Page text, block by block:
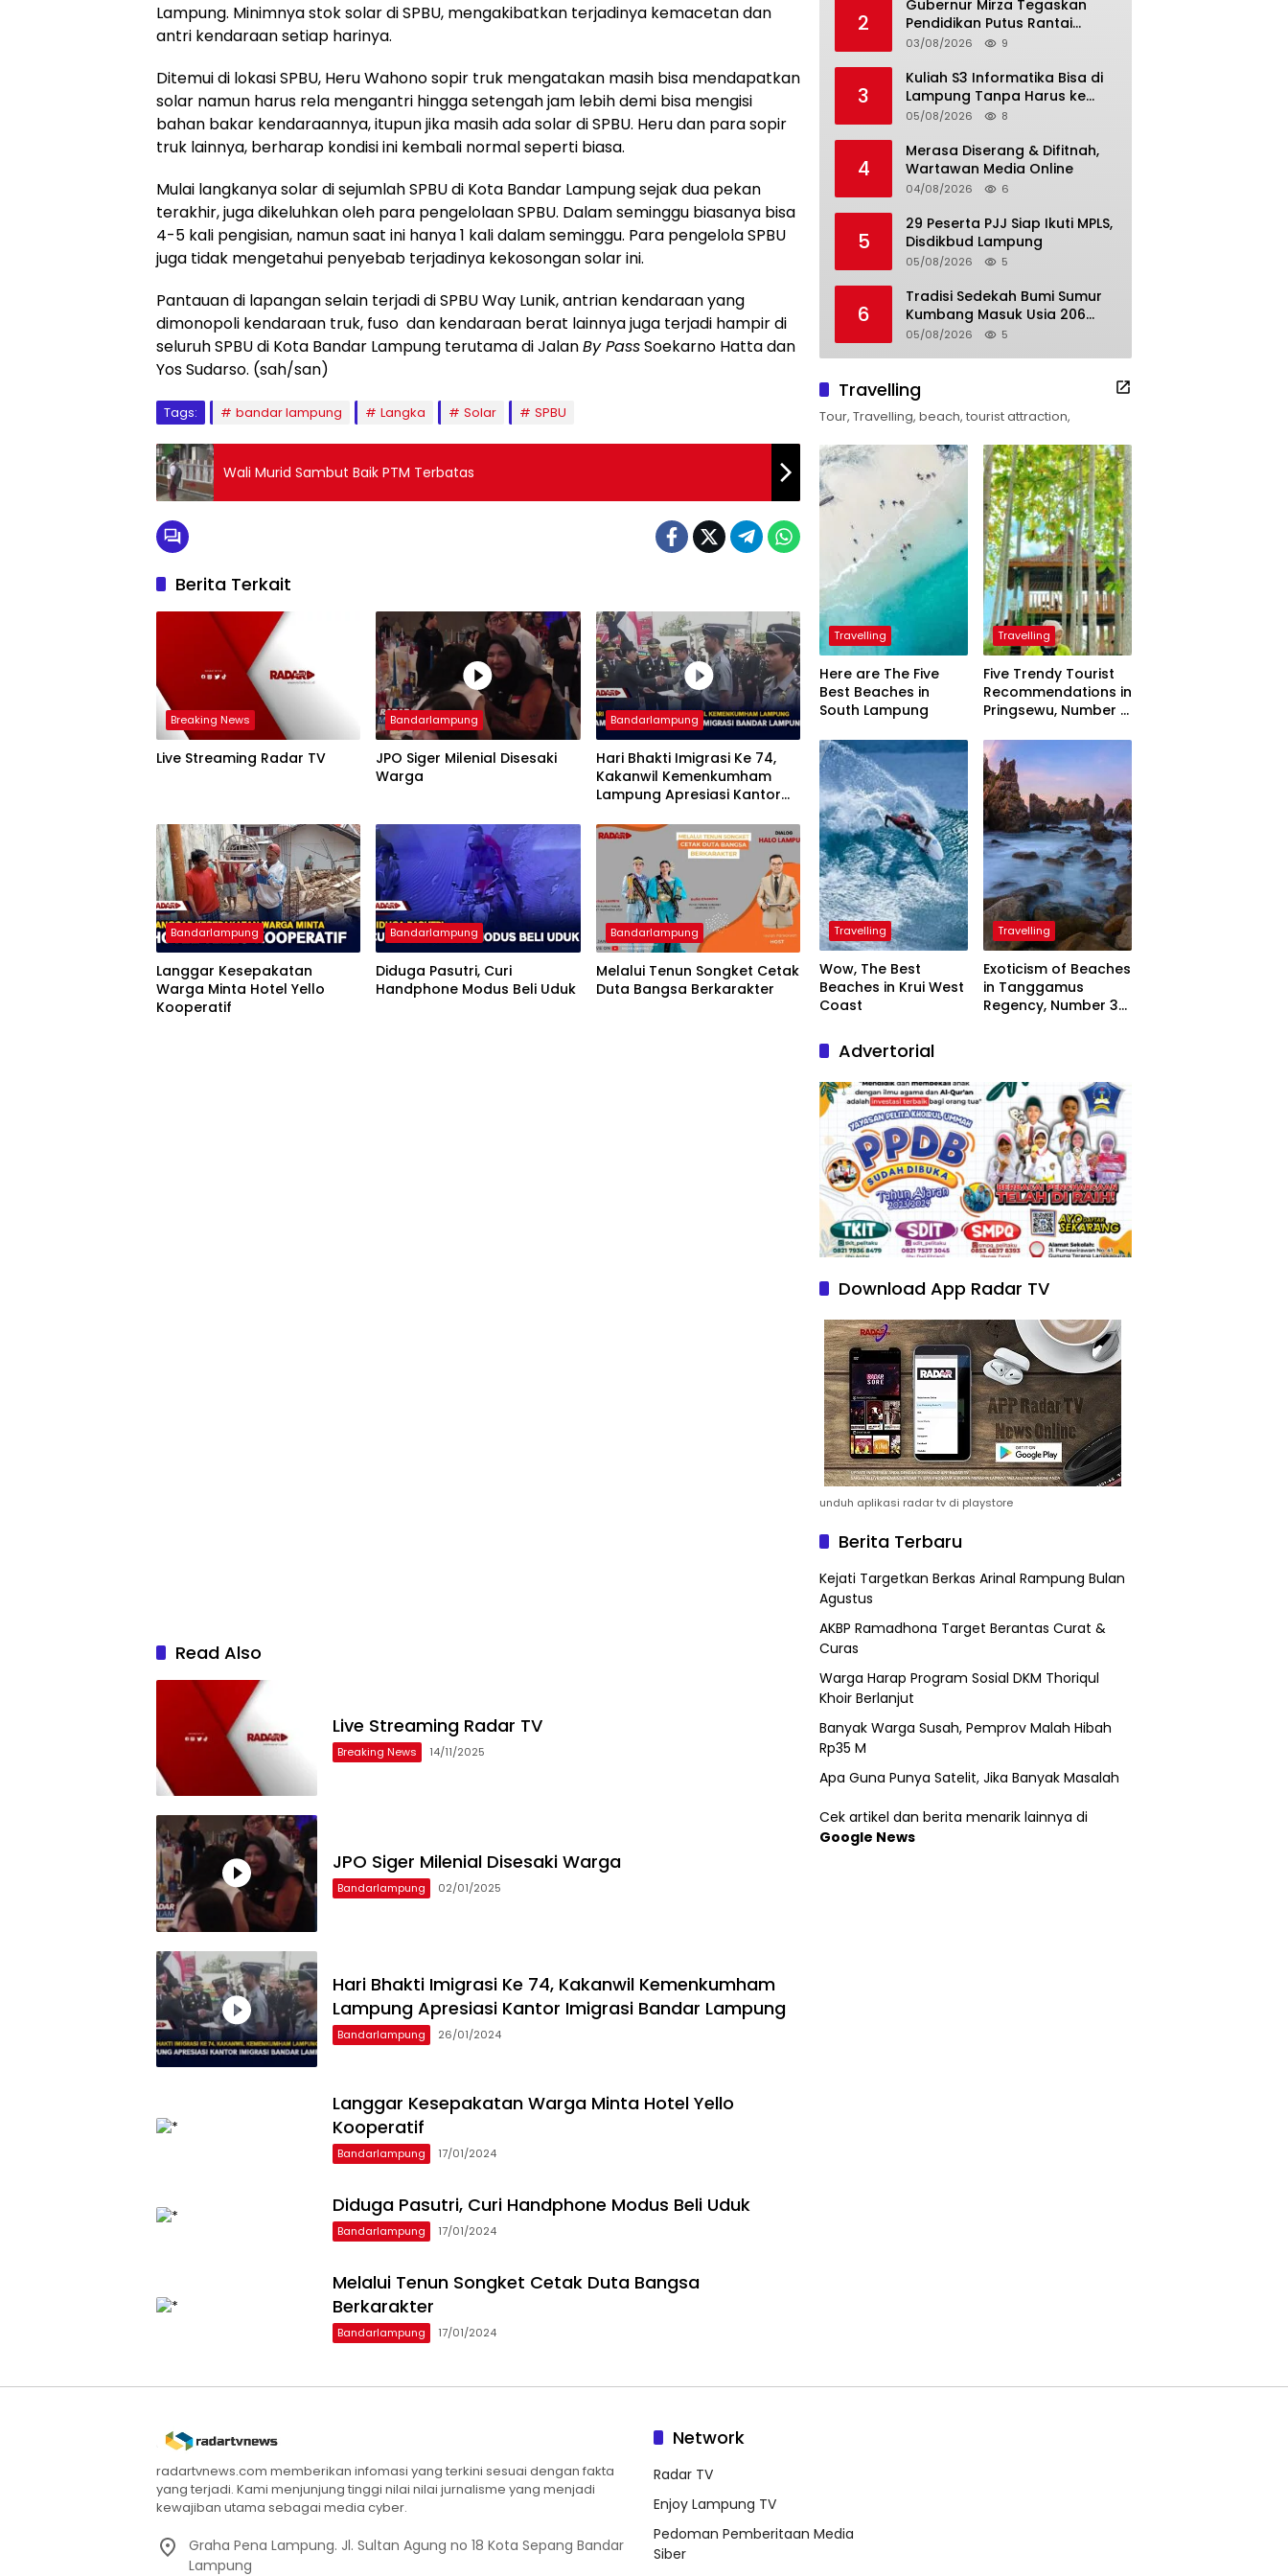
Lampung. Minimnya stok solar di SPBU, mengakibatkan terjadinya kemacetan dan
antri kendaraan setiap harinya.
Ditemui di lokasi SPBU, Heru Wahono sopir truk mengatakan masih bisa mendapatkan
solar namun harus rela mengantri hingga setengah jam lebih demi bisa mengisi
bahan bakar kendaraannya, itupun jika masih ada solar di SPBU. Heru dan para sopir
truk lainnya, berharap kondisi ini kembali normal seperti biasa.
Mulai langkanya solar di sejumlah SPBU di Kota Bandar Lampung sejak dua pekan
terakhir, juga dikeluhkan oleh para pengelolaan SPBU. Dalam seminggu biasanya bisa
4-5 kali pengisian, namun saat ini hanya 1 kali dalam seminggu. Para pengelola SPBU
juga tidak mengetahui penyebab terjadinya kekosongan solar ini.
Pantauan di lapangan selain terjadi di SPBU Way Lunik, antrian kendaraan yang
dimonopoli kendaraan truk, fuso dan kendaraan berat lainnya juga terjadi hampir di
seluruh SPBU di Kota Bandar Lampung terutama di JalanBy PassSoekarno Hatta dan
Yos Sudarso. (sah/san)
Tags: bandar lampung Langka Solar SPBU
Wali Murid Sambut Baik PTM Terbatas
Berita Terkait
Breaking News
Live Streaming Radar TV
Bandarlampung
JPO Siger Milenial Disesaki
Warga
Bandarlampung
Hari Bhakti Imigrasi Ke 74,
Kakanwil Kemenkumham
Lampung Apresiasi Kantor
Bandarlampung
Langgar Kesepakatan
Warga Minta Hotel Yello
Kooperatif
Bandarlampung
Diduga Pasutri, Curi
Handphone Modus Beli Uduk
Bandarlampung
Melalui Tenun Songket Cetak
Duta Bangsa Berkarakter
Read Also
Live Streaming Radar TV
Breaking News 14/11/2025
JPO Siger Milenial Disesaki Warga
Bandarlampung 02/01/2025
Hari Bhakti Imigrasi Ke 74, Kakanwil Kemenkumham
Lampung Apresiasi Kantor Imigrasi Bandar Lampung
Bandarlampung 26/01/2024
Langgar Kesepakatan Warga Minta Hotel Yello
Kooperatif
Bandarlampung 17/01/2024
Diduga Pasutri, Curi Handphone Modus Beli Uduk
Bandarlampung 17/01/2024
Melalui Tenun Songket Cetak Duta Bangsa
Berkarakter
Bandarlampung 17/01/2024
2
Gubernur Mirza Tegaskan
Pendidikan Putus Rantai
Kemiskinan
03/08/2026 9
3
Kuliah S3 Informatika Bisa di
Lampung Tanpa Harus ke
Luar Daerah
05/08/2026 8
4
Merasa Diserang & Difitnah,
Wartawan Media Online
04/08/2026 6
5
29 Peserta PJJ Siap Ikuti MPLS,
Disdikbud Lampung
05/08/2026 5
6
Tradisi Sedekah Bumi Sumur
Kumbang Masuk Usia 206
Tahun
05/08/2026 5
Travelling
Tour, Travelling, beach, tourist attraction,
Travelling
Here are The Five
Best Beaches in
South Lampung
Travelling
Five Trendy Tourist
Recommendations in
Pringsewu, Number 3
President
Travelling
Wow, The Best
Beaches in Krui West
Coast
Travelling
Exoticism of Beaches
in Tanggamus
Regency, Number 3
Advertorial
Download App Radar TV
unduh aplikasi radar tv di playstore
Berita Terbaru
Kejati Targetkan Berkas Arinal Rampung Bulan
Agustus
AKBP Ramadhona Target Berantas Curat &
Curas
Warga Harap Program Sosial DKM Thoriqul
Khoir Berlanjut
Banyak Warga Susah, Pemprov Malah Hibah
Rp35 M
Apa Guna Punya Satelit, Jika Banyak Masalah
Cek artikel dan berita menarik lainnya di
Google News
radartvnews.com memberikan infomasi yang terkini sesuai dengan fakta
yang terjadi. Kami menjunjung tinggi nilai nilai jurnalisme yang menjadi
kewajiban utama sebagai media cyber.
Graha Pena Lampung. Jl. Sultan Agung no 18 Kota Sepang Bandar
Lampung
Network
Radar TV
Enjoy Lampung TV
Pedoman Pemberitaan Media
Siber